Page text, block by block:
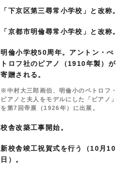
「下京区第三尋常小学校」と改称。
「京都市明倫尋常小学校」と改称。
明倫小学校50周年。アントン・ぺ
トロフ社のピアノ（1910年製）が
寄贈される。
※中村大三郎画伯、明倫小のペトロフ・
ピアノと夫人をモデルにした「ピアノ」
を第7回帝展（1926年）に出展。
校舎改築工事開始。
新校舎竣工祝賀式を行う（10月10
日）。